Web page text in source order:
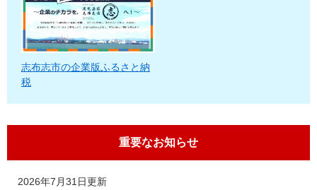
志布志市の企業版ふるさと納
税
重要なお知らせ
2026年7月31日更新